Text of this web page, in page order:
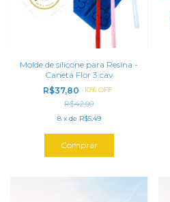
Molde de silicone para Resina -
Caneta Flor 3 cav
R$37,80-10%OFF
R$42,00
8 x de R$5,49